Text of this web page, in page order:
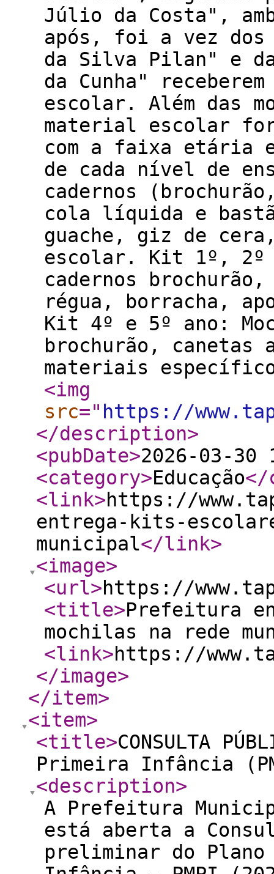
Júlio da Costa",
após, foi a vez dos
da Silva Pilan" e
da Cunha"
escolar. Além das
material escolar
com a faixa etária e
de cada nível de
cadernos
cola líquida e
guache, giz de
escolar. Kit 1º, 2º
cadernos
régua, borracha,
Kit 4º e 5º ano:
brochurão,
materiais
<img
src=" https://
</description>
<pubDate>2026-03-30
<category>Educação</
<link>https://
entrega-kits-
municipal</link>
<image>
<url>https://
<title>Prefeitura
mochilas na rede
<link>https://
</image>
</item>
<item>
<title>CONSULTA
Primeira Infância
<description>
A Prefeitura
está aberta a
preliminar do